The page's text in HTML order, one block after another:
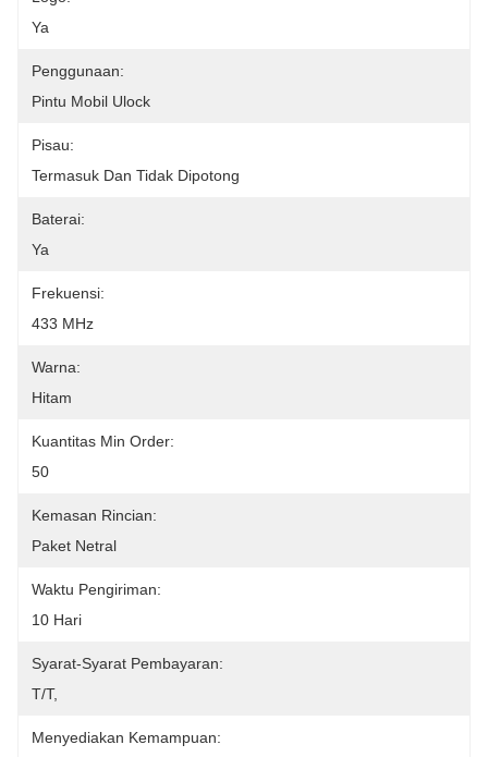
Ya
Penggunaan:
Pintu Mobil Ulock
Pisau:
Termasuk Dan Tidak Dipotong
Baterai:
Ya
Frekuensi:
433 MHz
Warna:
Hitam
Kuantitas Min Order:
50
Kemasan Rincian:
Paket Netral
Waktu Pengiriman:
10 Hari
Syarat-Syarat Pembayaran:
T/T,
Menyediakan Kemampuan: